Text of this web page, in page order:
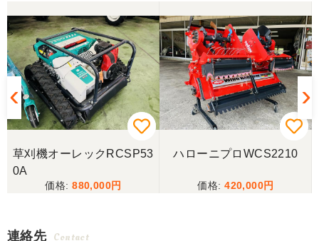
草刈機オーレックRCSP53
0A
880,000
ハローニプロWCS2210
420,000
連絡先 Contact